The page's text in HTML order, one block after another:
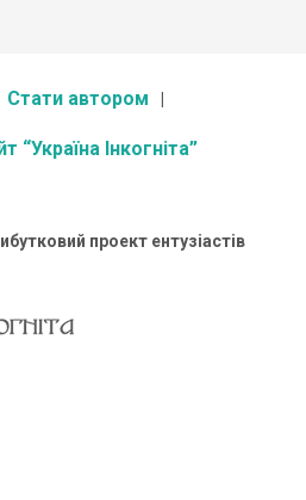
Стати автором
“Україна Інкогніта”
проект ентузіастів